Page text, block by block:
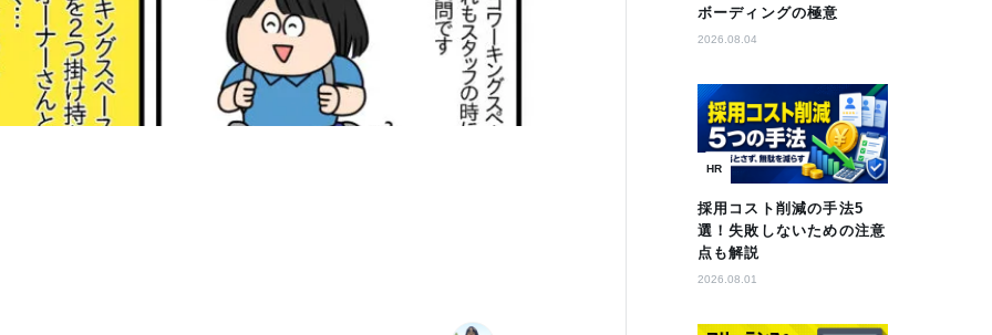
ボーディングの極意
2026.08.04
HR
採用コスト削減の手法5
選！失敗しないための注意
点も解説
2026.08.01